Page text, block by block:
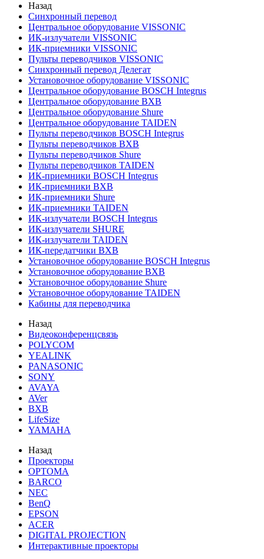
Назад
Синхронный перевод
Центральное оборудование VISSONIC
ИК-излучатели VISSONIC
ИК-приемники VISSONIC
Пульты переводчиков VISSONIC
Синхронный перевод Делегат
Установочное оборудование VISSONIC
Центральное оборудование BOSCH Integrus
Центральное оборудование BXB
Центральное оборудование Shure
Центральное оборудование TAIDEN
Пульты переводчиков BOSCH Integrus
Пульты переводчиков BXB
Пульты переводчиков Shure
Пульты переводчиков TAIDEN
ИК-приемники BOSCH Integrus
ИК-приемники BXB
ИК-приемники Shure
ИК-приемники TAIDEN
ИК-излучатели BOSCH Integrus
ИК-излучатели SHURE
ИК-излучатели TAIDEN
ИК-передатчики BXB
Установочное оборудование BOSCH Integrus
Установочное оборудование BXB
Установочное оборудование Shure
Установочное оборудование TAIDEN
Кабины для переводчика
Назад
Видеоконференцсвязь
POLYCOM
YEALINK
PANASONIC
SONY
AVAYA
AVer
BXB
LifeSize
YAMAHA
Назад
Проекторы
OPTOMA
BARCO
NEC
BenQ
EPSON
ACER
DIGITAL PROJECTION
Интерактивные проекторы